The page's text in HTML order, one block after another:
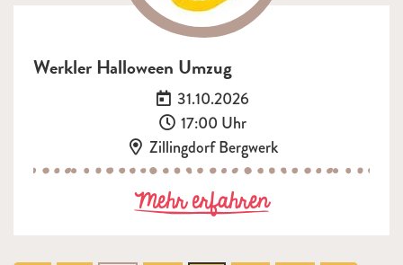
Werkler Halloween Umzug
Datum:
31.10.2026
Uhrzeit:
17:00 Uhr
Ort:
Zillingdorf Bergwerk
Mehr erfahrenzu Werkler